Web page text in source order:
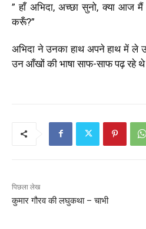
” हाँ अभिदा, अच्छा सुनो, क्या आज
करूँ?”
अभिदा ने उनका हाथ अपने हाथ में ले
उन आँखों की भाषा साफ-साफ पढ़ रहे
पिछला लेख
कुमार गौरव की लघुकथा – चाभी